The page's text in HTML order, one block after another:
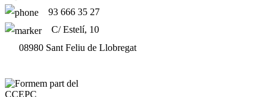
93 666 35 27
C/ Estelí, 10
08980 Sant Feliu de Llobregat